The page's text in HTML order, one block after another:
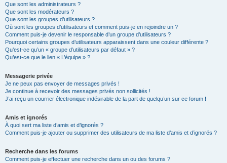
Que sont les administrateurs ?
Que sont les modérateurs ?
Que sont les groupes d’utilisateurs ?
Où sont les groupes d’utilisateurs et comment puis-je en rejoindre un ?
Comment puis-je devenir le responsable d’un groupe d’utilisateurs ?
Pourquoi certains groupes d’utilisateurs apparaissent dans une couleur différente ?
Qu’est-ce qu’un « groupe d’utilisateurs par défaut » ?
Qu’est-ce que le lien « L’équipe » ?
Messagerie privée
Je ne peux pas envoyer de messages privés !
Je continue à recevoir des messages privés non sollicités !
J’ai reçu un courrier électronique indésirable de la part de quelqu’un sur ce forum !
Amis et ignorés
À quoi sert ma liste d’amis et d’ignorés ?
Comment puis-je ajouter ou supprimer des utilisateurs de ma liste d’amis et d’ignorés ?
Recherche dans les forums
Comment puis-je effectuer une recherche dans un ou des forums ?